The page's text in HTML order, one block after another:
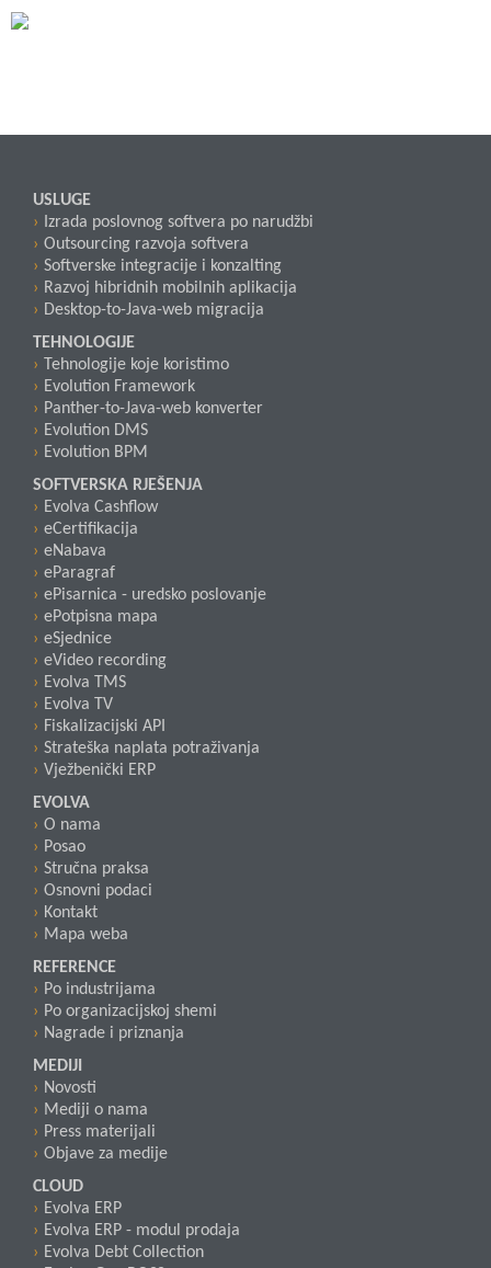
USLUGE
Izrada poslovnog softvera po narudžbi
Outsourcing razvoja softvera
Softverske integracije i konzalting
Razvoj hibridnih mobilnih aplikacija
Desktop-to-Java-web migracija
TEHNOLOGIJE
Tehnologije koje koristimo
Evolution Framework
Panther-to-Java-web konverter
Evolution DMS
Evolution BPM
SOFTVERSKA RJEŠENJA
Evolva Cashflow
eCertifikacija
eNabava
eParagraf
ePisarnica - uredsko poslovanje
ePotpisna mapa
eSjednice
eVideo recording
Evolva TMS
Evolva TV
Fiskalizacijski API
Strateška naplata potraživanja
Vježbenički ERP
EVOLVA
O nama
Posao
Stručna praksa
Osnovni podaci
Kontakt
Mapa weba
REFERENCE
Po industrijama
Po organizacijskoj shemi
Nagrade i priznanja
MEDIJI
Novosti
Mediji o nama
Press materijali
Objave za medije
CLOUD
Evolva ERP
Evolva ERP - modul prodaja
Evolva Debt Collection